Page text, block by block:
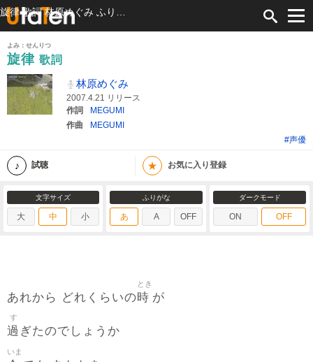
よみ：せんりつ
旋律 歌詞
林原めぐみ
2007.4.21 リリース
作詞
MEGUMI
作曲
MEGUMI
#声優
試聴 ★ お気に入り登録
文字サイズ
大 中 小
ふりがな
あ A OFF
ダークモード
ON OFF
あれから どれくらいの時
とき
が
過
す
ぎたのでしょうか
いま